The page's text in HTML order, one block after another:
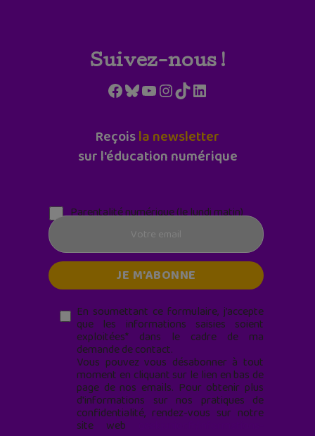
Suivez-nous !
Facebook
Bluesky
YouTube
Instagram
TikTokLinkedIn
Reçoisla newsletter
sur l'éducation numérique
Parentalité numérique (le lundi matin)
En soumettant ce formulaire, j’accepte
que les informations saisies soient
exploitées* dans le cadre de ma
demande de contact.
Vous pouvez vous désabonner à tout
moment en cliquant sur le lien en bas de
page de nos emails. Pour obtenir plus
d'informations sur nos pratiques de
confidentialité, rendez-vous sur notre
site web